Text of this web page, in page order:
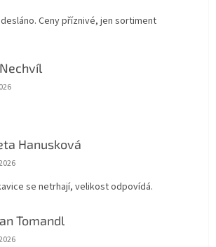
Ceny příznivé, jen sortiment
obchodu je 5 z 5 hvězdiček.
Hanusková
obchodu je 5 z 5 hvězdiček.
se netrhají, velikost odpovídá.
Tomandl
obchodu je 5 z 5 hvězdiček.